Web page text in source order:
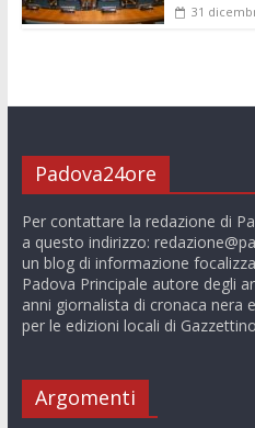
31
Padova24ore
Per contattare la redazione di
a questo indirizzo:
un blog di informazione
Padova Principale autore degli
anni giornalista di cronaca nera
per le edizioni locali di
Argomenti